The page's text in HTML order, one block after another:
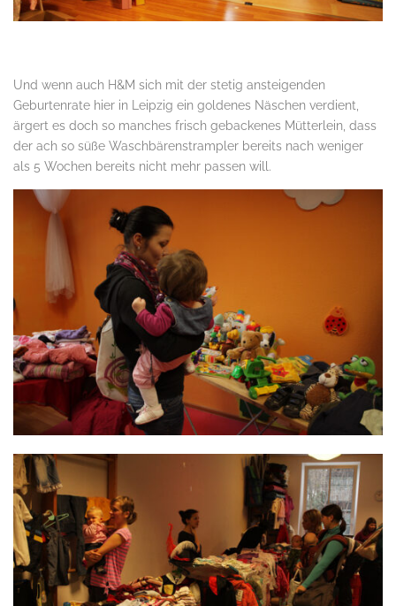
Und wenn auch H&M sich mit der stetig ansteigenden
Geburtenrate hier in Leipzig ein goldenes Näschen verdient,
ärgert es doch so manches frisch gebackenes Mütterlein, dass
der ach so süße Waschbärenstrampler bereits nach weniger
als 5 Wochen bereits nicht mehr passen will.